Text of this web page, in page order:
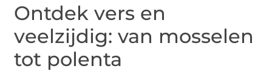
Ontdek vers en
veelzijdig: van mosselen
tot polenta